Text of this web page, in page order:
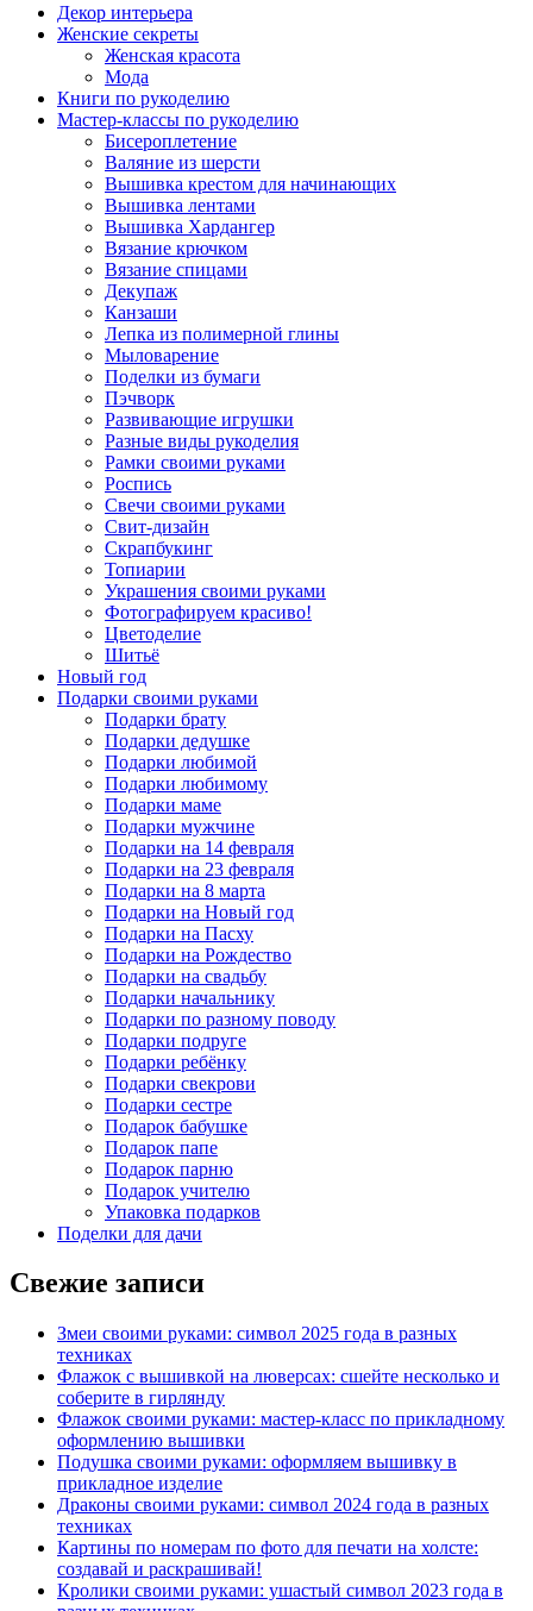
Декор интерьера
Женские секреты
Женская красота
Мода
Книги по рукоделию
Мастер-классы по рукоделию
Бисероплетение
Валяние из шерсти
Вышивка крестом для начинающих
Вышивка лентами
Вышивка Хардангер
Вязание крючком
Вязание спицами
Декупаж
Канзаши
Лепка из полимерной глины
Мыловарение
Поделки из бумаги
Пэчворк
Развивающие игрушки
Разные виды рукоделия
Рамки своими руками
Роспись
Свечи своими руками
Свит-дизайн
Скрапбукинг
Топиарии
Украшения своими руками
Фотографируем красиво!
Цветоделие
Шитьё
Новый год
Подарки своими руками
Подарки брату
Подарки дедушке
Подарки любимой
Подарки любимому
Подарки маме
Подарки мужчине
Подарки на 14 февраля
Подарки на 23 февраля
Подарки на 8 марта
Подарки на Новый год
Подарки на Пасху
Подарки на Рождество
Подарки на свадьбу
Подарки начальнику
Подарки по разному поводу
Подарки подруге
Подарки ребёнку
Подарки свекрови
Подарки сестре
Подарок бабушке
Подарок папе
Подарок парню
Подарок учителю
Упаковка подарков
Поделки для дачи
Свежие записи
Змеи своими руками: символ 2025 года в разных
техниках
Флажок с вышивкой на люверсах: сшейте несколько и
соберите в гирлянду
Флажок своими руками: мастер-класс по прикладному
оформлению вышивки
Подушка своими руками: оформляем вышивку в
прикладное изделие
Драконы своими руками: символ 2024 года в разных
техниках
Картины по номерам по фото для печати на холсте:
создавай и раскрашивай!
Кролики своими руками: ушастый символ 2023 года в